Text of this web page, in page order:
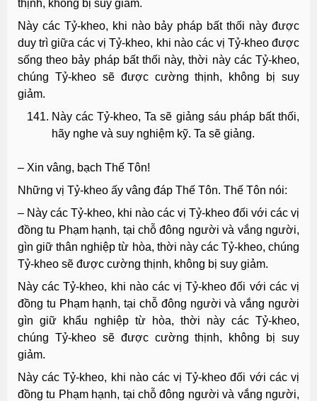
thịnh, không bị suy giảm.
Này các Tỷ-kheo, khi nào bảy pháp bất thối này được
duy trì giữa các vị Tỷ-kheo, khi nào các vị Tỷ-kheo được
sống theo bảy pháp bất thối này, thời này các Tỷ-kheo,
chúng Tỷ-kheo sẽ được cường thịnh, không bị suy
giảm.
Này các Tỷ-kheo, Ta sẽ giảng sáu pháp bất thối,
hãy nghe và suy nghiệm kỹ. Ta sẽ giảng.
– Xin vâng, bạch Thế Tôn!
Những vị Tỷ-kheo ấy vâng đáp Thế Tôn. Thế Tôn nói:
– Này các Tỷ-kheo, khi nào các vị Tỷ-kheo đối với các vị
đồng tu Phạm hạnh, tại chỗ đông người và vắng người,
gìn giữ thân nghiệp từ hòa, thời này các Tỷ-kheo, chúng
Tỷ-kheo sẽ được cường thịnh, không bị suy giảm.
Này các Tỷ-kheo, khi nào các vị Tỷ-kheo đối với các vị
đồng tu Phạm hạnh, tại chỗ đông người và vắng người
gìn giữ khẩu nghiệp từ hòa, thời này các Tỷ-kheo,
chúng Tỷ-kheo sẽ được cường thịnh, không bị suy
giảm.
Này các Tỷ-kheo, khi nào các vị Tỷ-kheo đối với các vị
đồng tu Phạm hạnh, tại chỗ đông người và vắng người,